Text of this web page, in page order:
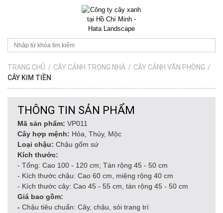
TRANG CHỦ / CÂY CẢNH TRONG NHÀ / CÂY CẢNH VĂN PHÒNG /
CÂY KIM TIỀN
THÔNG TIN SẢN PHẨM
Mã sản phẩm: VP011
Cây hợp mệnh: Hỏa, Thủy, Mộc
Loại chậu: Chậu gốm sứ
Kích thước:
- Tổng: Cao 100 - 120 cm; Tán rộng 45 - 50 cm
- Kích thước chậu: Cao 60 cm, miệng rộng 40 cm
- Kích thước cây: Cao 45 - 55 cm, tán rộng 45 - 50 cm
Giá bao gồm:
- Chậu tiêu chuẩn: Cây, chậu, sỏi trang trí